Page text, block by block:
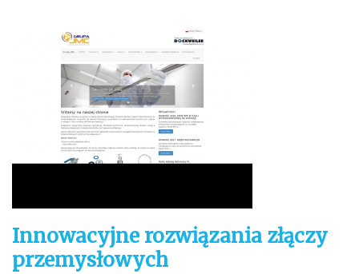
Innowacyjne rozwiązania złączy
przemysłowych